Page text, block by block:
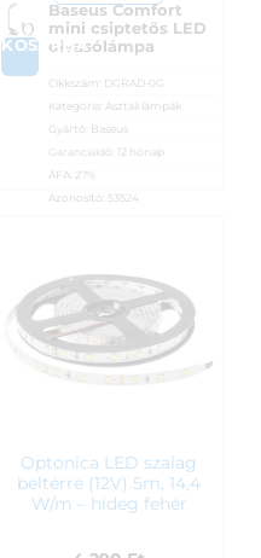
KOSÁRBA
Baseus Comfort
mini csiptetős LED
olvasólámpa
Cikkszám: DGRAD-0G
Kategória: Asztali lámpák
Gyártó: Baseus
Garanciaidő: 12 hónap
ÁFA:
27%
Azonosító: 53524
Optonica LED szalag
beltérre (12V) 5m, 14,4
W/m – hideg fehér